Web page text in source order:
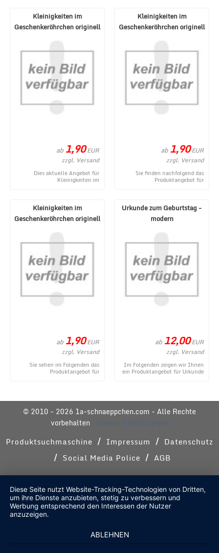
Kleinigkeiten im
Geschenkeröhrchen originell
ab 1,90EUR
zzgl. Versand
Dies aktuelle Angebot für
Kleinigkeiten im
Kleinigkeiten im
Geschenkeröhrchen originell
ab 1,90EUR
zzgl. Versand
Sie finden nachfolgend das
Produktangebot für
Kleinigkeiten im
Geschenkeröhrchen originell
ab 1,90EUR
zzgl. Versand
Sie sehen im Folgenden das
Produktangebot für
Urkunde zum Geburtstag -
modern
ab 12,00EUR
zzgl. Versand
Im Folgenden zeigen wir Ihnen
ein Produktangebot für Urkunde
© 2010 - 2026 1a-schnaeppchen.com - Alle Rechte
vorbehalten
Cookie-Einstellungen
Produktsuchmaschine / Impressum / Datenschutz
/ Social Media Police / AGB
Diese Seite nutzt Website-Tracking-Technologien von Dritten,
um ihre Dienste anzubieten, stetig zu verbessern und
Werbung entsprechend den Interessen der Nutzer
anzuzeigen.
ABLEHNEN